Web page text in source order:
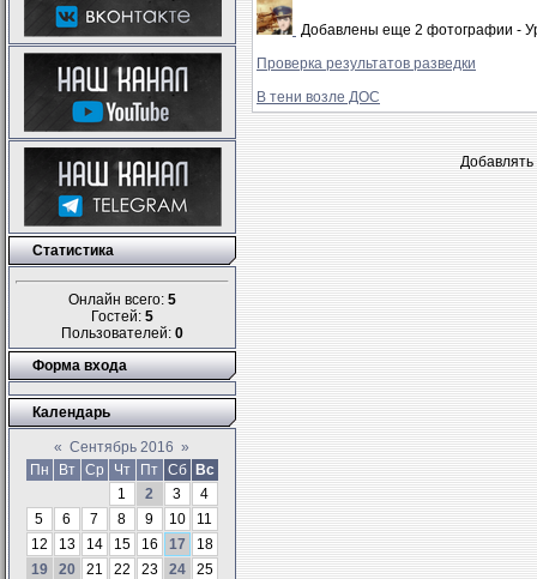
Статистика
Онлайн всего: 5
Гостей: 5
Пользователей: 0
Форма входа
Календарь
« Сентябрь 2016 »
Пн
Вт Ср Чт Пт Сб
Вс
1
2 3
4
5
6 7 8 9 10
11
12
13 14 15 16 17
18
19
20 21 22 23 24
25
Добавлены еще 2 фотографии -
Проверка результатов разведки
В тени возле ДОС
Добавлять